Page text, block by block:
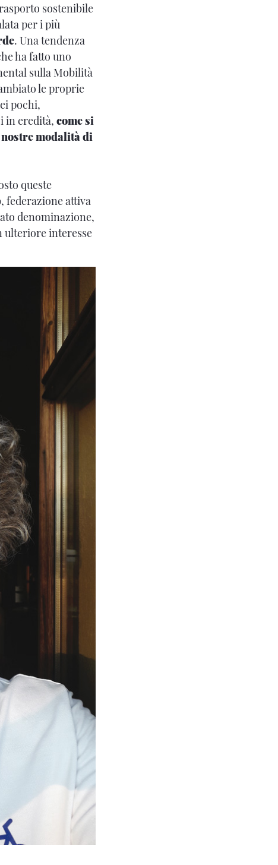
sostenibile
per i più
. Una tendenza
ha fatto uno
sulla Mobilità
le proprie
pochi,
in eredità, come si
modalità di
queste
, federazione attiva
denominazione,
ulteriore interesse